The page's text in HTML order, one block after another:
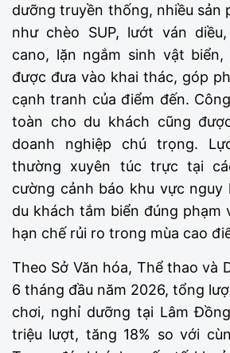
dưỡng truyền thống, nhiều sản
như chèo SUP, lướt ván
cano, lặn ngắm sinh vật
được đưa vào khai thác, góp
cạnh tranh của điểm đến.
toàn cho du khách cũng
doanh nghiệp chú trọng.
thường xuyên túc trực tại
cường cảnh báo khu vực nguy
du khách tắm biển đúng phạm
hạn chế rủi ro trong mùa cao
Theo Sở Văn hóa, Thể thao và
6 tháng đầu năm 2026, tổng
chơi, nghỉ dưỡng tại Lâm
triệu lượt, tăng 18% so với